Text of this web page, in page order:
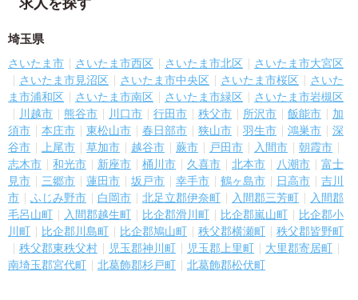
求人を探す
埼玉県
さいたま市 さいたま市西区 さいたま市北区
さいたま市大宮区
さいたま市見沼区
さいたま市中央区 さいたま市桜区
さいた
ま市浦和区
さいたま市南区 さいたま市緑区
さいたま市岩槻区
川越市
熊谷市 川口市 行田市 秩父市 所沢市 飯能市
加
須市
本庄市 東松山市 春日部市 狭山市 羽生市 鴻巣市
深
谷市
上尾市 草加市 越谷市 蕨市 戸田市 入間市
朝霞市
志木市
和光市 新座市 桶川市 久喜市 北本市 八潮市
富士
見市
三郷市 蓮田市 坂戸市 幸手市 鶴ヶ島市 日高市
吉川
市
ふじみ野市 白岡市 北足立郡伊奈町 入間郡三芳町
入間郡
毛呂山町
入間郡越生町 比企郡滑川町 比企郡嵐山町
比企郡小
川町
比企郡川島町 比企郡鳩山町 秩父郡横瀬町
秩父郡皆野町
秩父郡東秩父村
児玉郡神川町 児玉郡上里町
大里郡寄居町
南埼玉郡宮代町
北葛飾郡杉戸町 北葛飾郡松伏町